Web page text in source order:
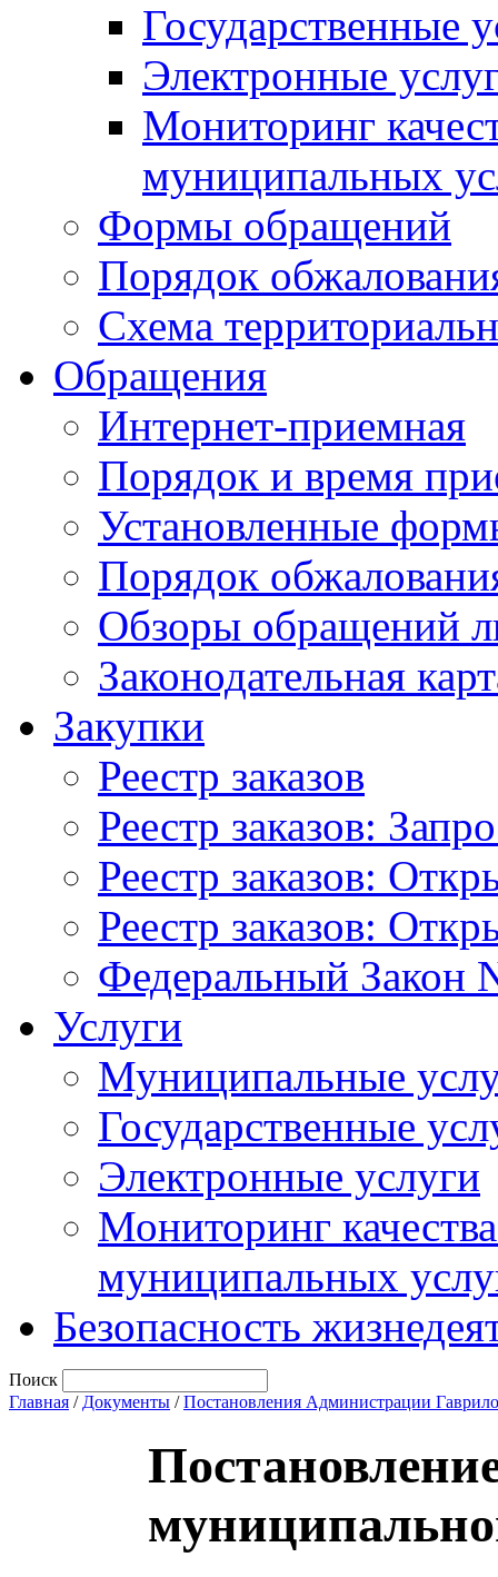
Государственные
Электронные
Мониторинг
муниципальных
Формы обращений
Порядок
Схема
Обращения
Интернет-приемная
Порядок и время
Установленные
Порядок
Обзоры обращений
Законодательная
Закупки
Реестр заказов
Реестр заказов:
Реестр заказов:
Реестр заказов:
Федеральный Закон
Услуги
Муниципальные
Государственные
Электронные услуги
Мониторинг
муниципальных
Безопасность
Поиск
Главная / Документы /Постановления Администрации